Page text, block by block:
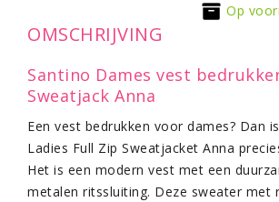
Op
OMSCHRIJVING
Santino Dames vest
Sweatjack Anna
Een vest bedrukken voor dames? Dan
Ladies Full Zip Sweatjacket Anna
Het is een modern vest met een
metalen ritssluiting. Deze sweater met